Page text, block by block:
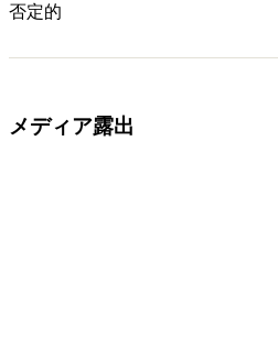
否定的
メディア露出